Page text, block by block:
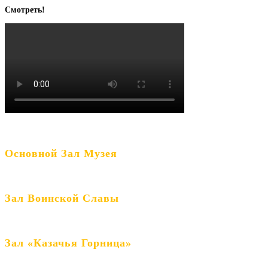
Смотреть!
Основной Зал Музея
Зал Воинской Славы
Зал «Казачья Горница»